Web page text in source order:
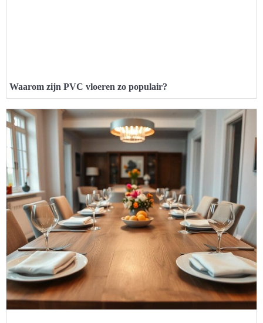
Waarom zijn PVC vloeren zo populair?